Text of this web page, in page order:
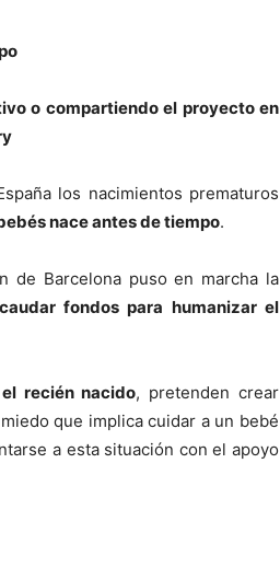
o compartiendo el proyecto en
los nacimientos prematuros
nace antes de tiempo.
de Barcelona puso en marcha la
fondos para humanizar el
recién nacido, pretenden crear
que implica cuidar a un bebé
a esta situación con el apoyo